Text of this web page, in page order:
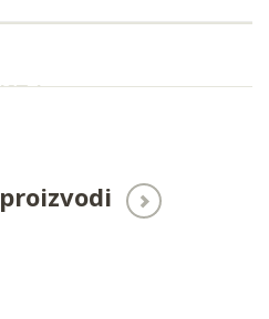
proizvodi